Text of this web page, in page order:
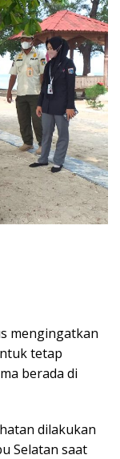
mengingatkan
tetap
berada di
dilakukan
Selatan saat